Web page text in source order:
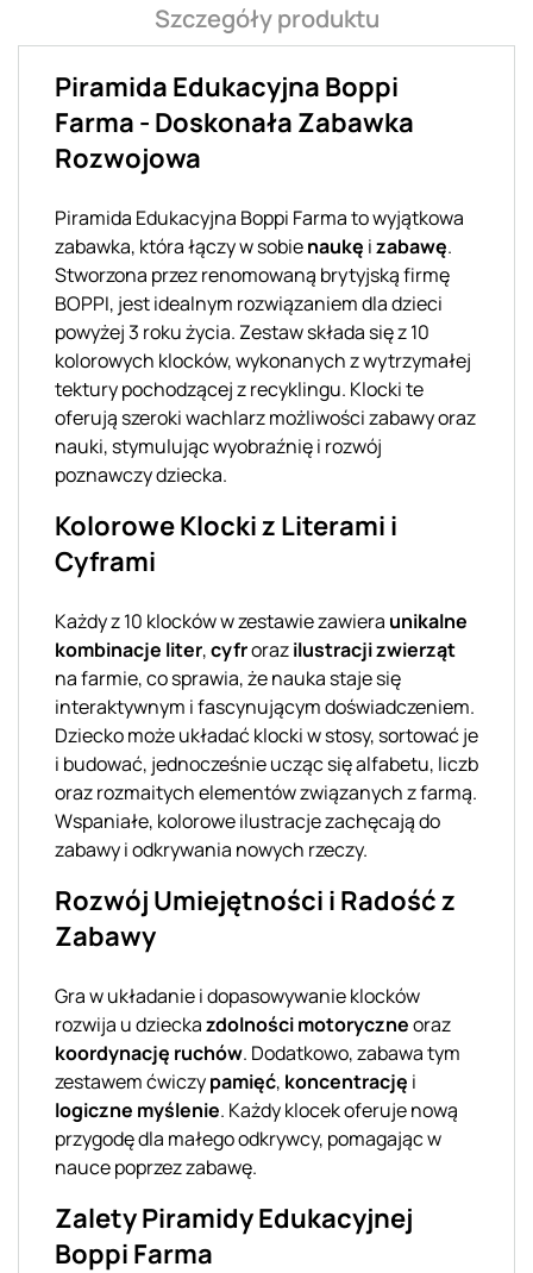
Szczegóły produktu
Piramida Edukacyjna Boppi
Farma - Doskonała Zabawka
Rozwojowa
Piramida Edukacyjna Boppi Farma to wyjątkowa
zabawka, która łączy w sobienaukę izabawę.
Stworzona przez renomowaną brytyjską firmę
BOPPI, jest idealnym rozwiązaniem dla dzieci
powyżej 3 roku życia. Zestaw składa się z 10
kolorowych klocków, wykonanych z wytrzymałej
tektury pochodzącej z recyklingu. Klocki te
oferują szeroki wachlarz możliwości zabawy oraz
nauki, stymulując wyobraźnię i rozwój
poznawczy dziecka.
Kolorowe Klocki z Literami i
Cyframi
Każdy z 10 klocków w zestawie zawiera unikalne
kombinacje liter,cyfrorazilustracji zwierząt
na farmie, co sprawia, że nauka staje się
interaktywnym i fascynującym doświadczeniem.
Dziecko może układać klocki w stosy, sortować je
i budować, jednocześnie ucząc się alfabetu, liczb
oraz rozmaitych elementów związanych z farmą.
Wspaniałe, kolorowe ilustracje zachęcają do
zabawy i odkrywania nowych rzeczy.
Rozwój Umiejętności i Radość z
Zabawy
Gra w układanie i dopasowywanie klocków
rozwija u dzieckazdolności motoryczneoraz
koordynację ruchów. Dodatkowo, zabawa tym
zestawem ćwiczypamięć, koncentrację i
logiczne myślenie. Każdy klocek oferuje nową
przygodę dla małego odkrywcy, pomagając w
nauce poprzez zabawę.
Zalety Piramidy Edukacyjnej
Boppi Farma